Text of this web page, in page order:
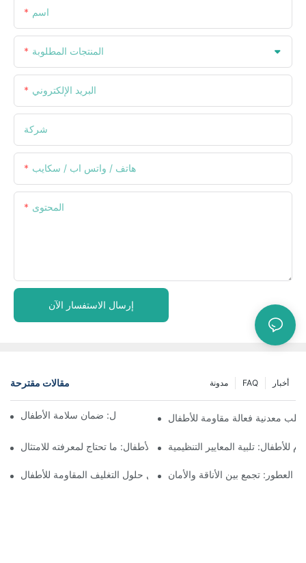
اسم
المنتجات المطلوبة
البريد الإلكتروني
شركة
هاتف / واتس اب / سكايب
المحتوى
إرسال الاستفسار الآن
مقالات مقترحة أخبار FAQ مدونة
فهم التغليف المقاوم للأطفال: ضمان سلامة الأطفالمعدنية فعالة مقاومة للأطفال
زجاجات مقاومة للأطفال: ما تحتاج لمعرفته للامتثالللأطفال: تلبية المعايير التنظيمية
مستقبل حلول التغليف المقاومة للأطفالالعطور: تجمع بين الأناقة والأمان